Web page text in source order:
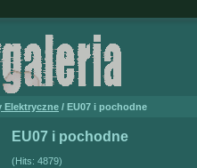
Elektryczne / EU07 i pochodne
EU07 i pochodne
(Hits: 4879)